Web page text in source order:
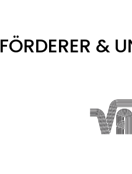
FÖRDERER &